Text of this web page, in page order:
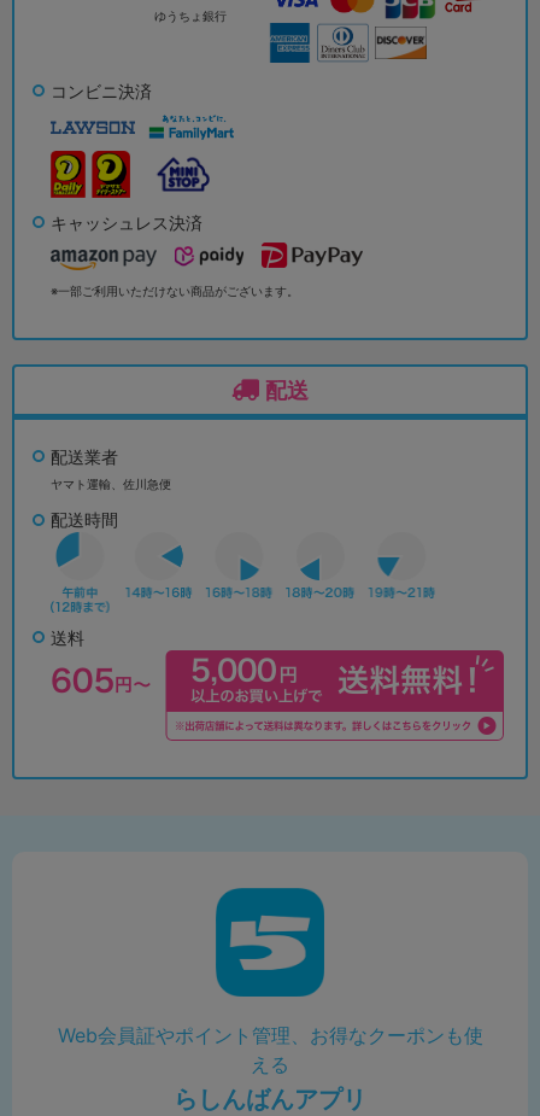
ゆうちょ銀行
コンビニ決済
キャッシュレス決済
※一部ご利用いただけない商品がございます。
配送
配送業者
ヤマト運輸、佐川急便
配送時間
送料
Web会員証やポイント管理、お得なクーポンも使
える
らしんばんアプリ